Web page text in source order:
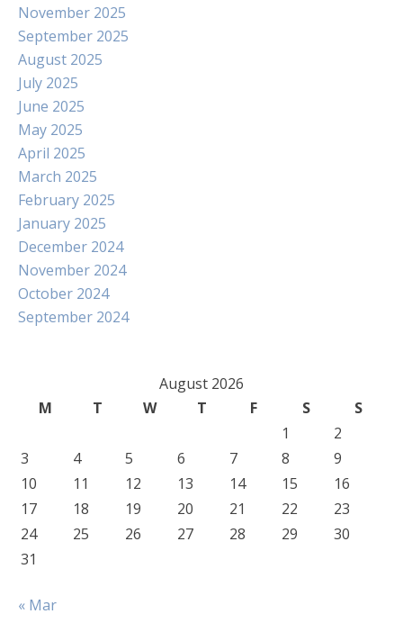
November 2025
September 2025
August 2025
July 2025
June 2025
May 2025
April 2025
March 2025
February 2025
January 2025
December 2024
November 2024
October 2024
September 2024
August 2026
M
T W T F S
S
1
2
3
4 5 6 7 8
9
10
11 12 13 14 15
16
17
18 19 20 21 22
23
24
25 26 27 28 29
30
31
« Mar